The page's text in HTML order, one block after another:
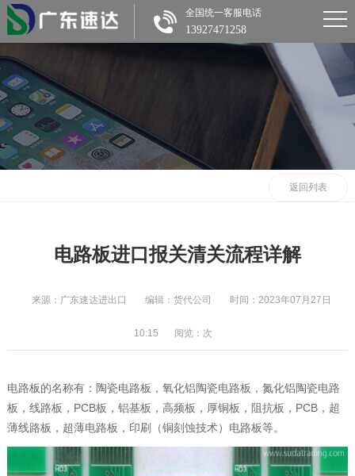
全国统一客服电话
13927471258
返回列表
电路板进口报关清关流程详解
来源：广东速达进出口 编辑：货代公司 时间：2023年07月27日
10:15 阅览： 次
电路板的名称有：陶瓷电路板，氧化铝陶瓷电路板，氮化铝陶瓷电路
板，线路板，PCB板，铝基板，高频板，厚铜板，阻抗板，PCB，超
薄线路板，超薄电路板，印刷（铜刻蚀技术）电路板等。